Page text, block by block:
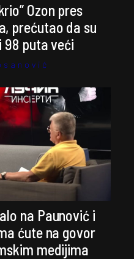
Ozon pres
prećutao da su
98 puta veći
na Paunović i
ćute na govor
medijima